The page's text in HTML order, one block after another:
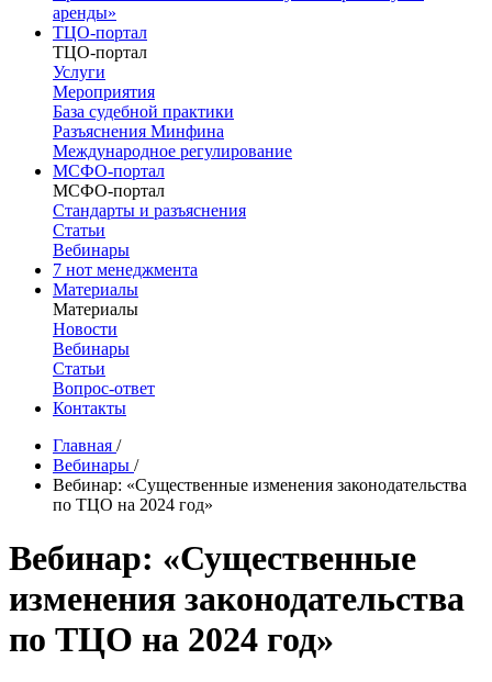
аренды»
ТЦО-портал
ТЦО-портал
Услуги
Мероприятия
База судебной практики
Разъяснения Минфина
Международное регулирование
МСФО-портал
МСФО-портал
Стандарты и разъяснения
Статьи
Вебинары
7 нот менеджмента
Материалы
Материалы
Новости
Вебинары
Статьи
Вопрос-ответ
Контакты
Главная /
Вебинары /
Вебинар: «Существенные изменения законодательства
по ТЦО на 2024 год»
Вебинар: «Существенные
изменения законодательства
по ТЦО на 2024 год»